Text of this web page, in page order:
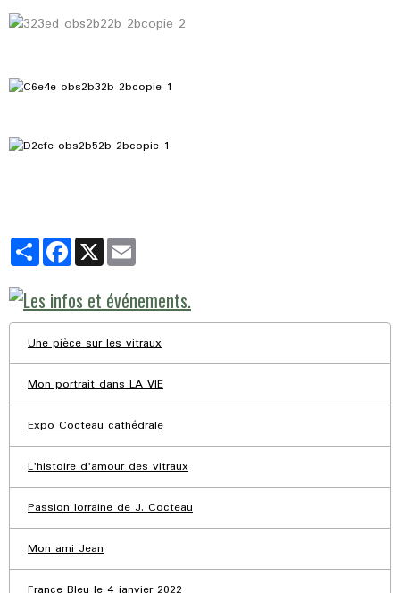
PartagerFacebook
X
Une pièce sur les vitraux
Mon portrait dans LA VIE
Expo Cocteau cathédrale
L'histoire d'amour des vitraux
Passion lorraine de J. Cocteau
Mon ami Jean